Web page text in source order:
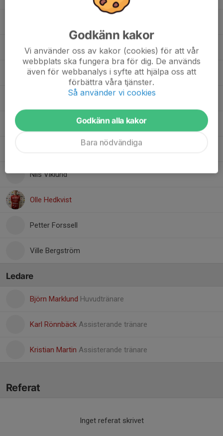
Liam Nilzon
Melker Berg
Melvin Oskarsson
Mostafa Layegh
Nils Viklund
Olle Hedkvist
Petter Forssell
Ville Bergström
Ledare
Björn Marklund Huvudtränare
Karl Rönnbäck Assisterande tränare
Kristian Martin Assisterande tränare
Referat
Inget referat skrivet
Godkänn kakor
Vi använder oss av kakor (cookies) för att vår
webbplats ska fungera bra för dig. De används
även för webbanalys i syfte att hjälpa oss att
förbättra våra tjänster.
Så använder vi cookies
Godkänn alla kakor
Bara nödvändiga